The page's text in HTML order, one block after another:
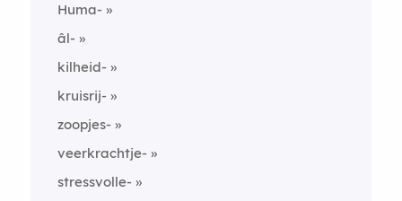
Huma-
âl-
kilheid-
kruisrij-
zoopjes-
veerkrachtje-
stressvolle-